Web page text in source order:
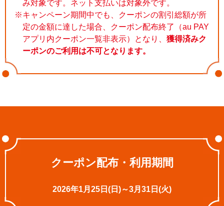
み対象です。ネット支払いは対象外です。
※キャンペーン期間中でも、クーポンの割引総額が所
定の金額に達した場合、クーポン配布終了（au PAY
アプリ内クーポン一覧非表示）となり、 獲得済みク
ーポンのご利用は不可となります。
クーポン配布・利用期間
2026年1月25日(日)～3月31日(火)